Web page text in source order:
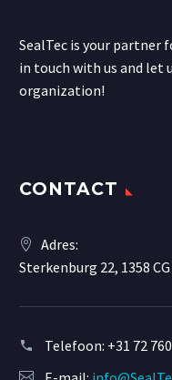
SealTec is your partner
in touch with us and let
organization!
CONTACT
Adres:
Sterkenburg 22, 1358
Telefoon: +31 72